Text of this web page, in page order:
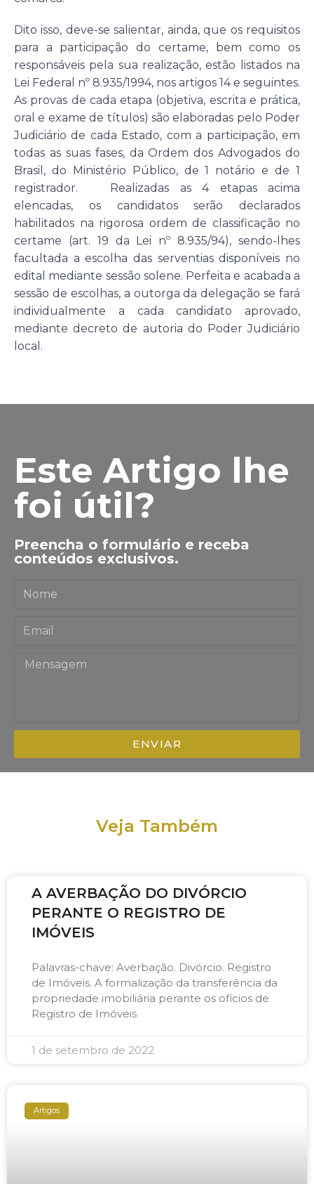
Dito isso, deve-se salientar, ainda, que os requisitos
para a participação do certame, bem como os
responsáveis pela sua realização, estão listados na
Lei Federal nº 8.935/1994, nos artigos 14 e seguintes.
As provas de cada etapa (objetiva, escrita e prática,
oral e exame de títulos) são elaboradas pelo Poder
Judiciário de cada Estado, com a participação, em
todas as suas fases, da Ordem dos Advogados do
Brasil, do Ministério Público, de 1 notário e de 1
registrador. Realizadas as 4 etapas acima
elencadas, os candidatos serão declarados
habilitados na rigorosa ordem de classificação no
certame (art. 19 da Lei nº 8.935/94), sendo-lhes
facultada a escolha das serventias disponíveis no
edital mediante sessão solene. Perfeita e acabada a
sessão de escolhas, a outorga da delegação se fará
individualmente a cada candidato aprovado,
mediante decreto de autoria do Poder Judiciário
local.
Este Artigo lhe
foi útil?
Preencha o formulário e receba
conteúdos exclusivos.
ENVIAR
Veja Também
A AVERBAÇÃO DO DIVÓRCIO
PERANTE O REGISTRO DE
IMÓVEIS
Palavras-chave: Averbação. Divórcio. Registro
de Imóveis. A formalização da transferência da
propriedade imobiliária perante os ofícios de
Registro de Imóveis
1 de setembro de 2022
Artigos